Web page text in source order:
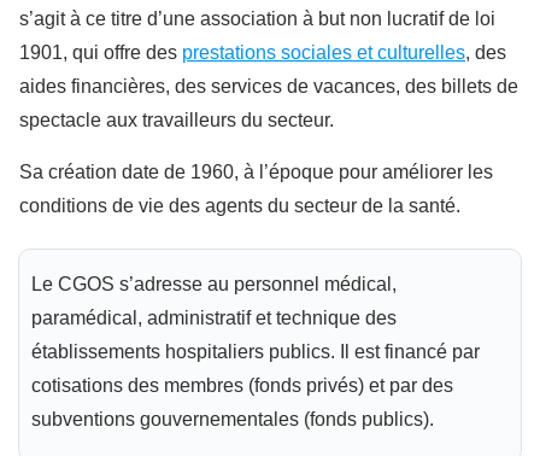
s’agit à ce titre d’une association à but non lucratif de loi
1901, qui offre des prestations sociales et culturelles, des
aides financières, des services de vacances, des billets de
spectacle aux travailleurs du secteur.
Sa création date de 1960, à l’époque pour améliorer les
conditions de vie des agents du secteur de la santé.
Le CGOS s’adresse au personnel médical,
paramédical, administratif et technique des
établissements hospitaliers publics. Il est financé par
cotisations des membres (fonds privés) et par des
subventions gouvernementales (fonds publics).